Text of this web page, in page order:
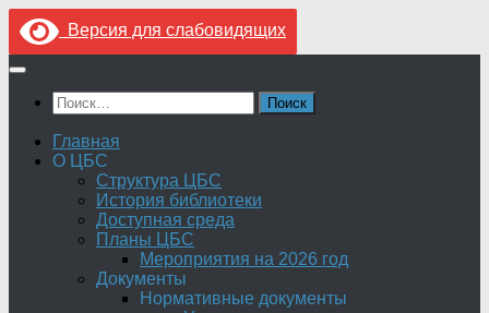
Версия для слабовидящих
Перейти
содержимому
Найти:
Главная
О ЦБС
Структура ЦБС
История библиотеки
Доступная среда
Планы ЦБС
Мероприятия на 2026 год
Документы
Нормативные документы